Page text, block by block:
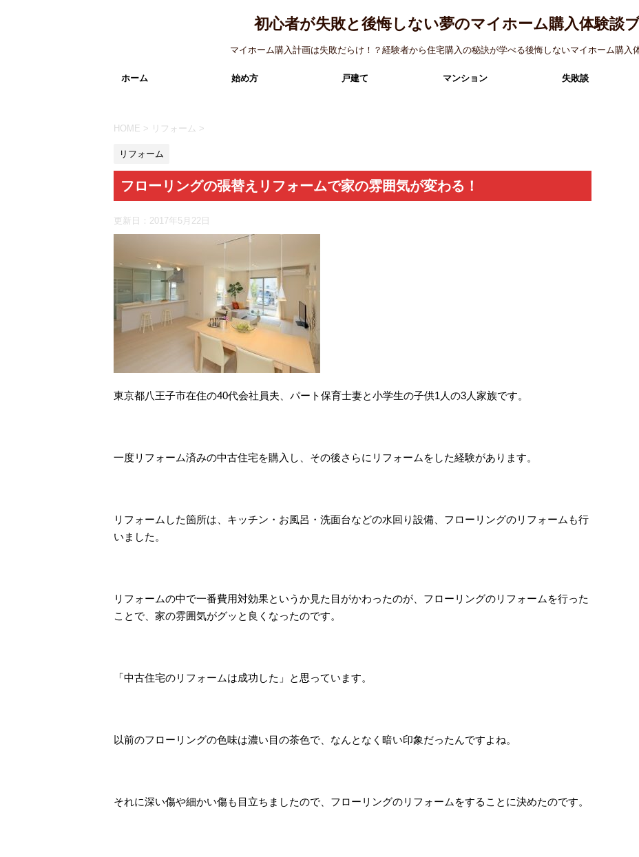
初心者が失敗と後悔しない夢のマイホーム購入体験談
マイホーム購入計画は失敗だらけ！？経験者から住宅購入の秘訣が学べる後悔しないマイホーム購入
ホーム 始め方 戸建て マンション 失敗談
HOME > リフォーム >
リフォーム
フローリングの張替えリフォームで家の雰囲気が変わる！
更新日： 2017年5月22日
東京都八王子市在住の40代会社員夫、パート保育士妻と小学生の子供1人の3人家族です。
一度リフォーム済みの中古住宅を購入し、その後さらにリフォームをした経験があります。
リフォームした箇所は、キッチン・お風呂・洗面台などの水回り設備、フローリングのリフォームも行
いました。
リフォームの中で一番費用対効果というか見た目がかわったのが、フローリングのリフォームを行った
ことで、家の雰囲気がグッと良くなったのです。
「中古住宅のリフォームは成功した」と思っています。
以前のフローリングの色味は濃い目の茶色で、なんとなく暗い印象だったんですよね。
それに深い傷や細かい傷も目立ちましたので、フローリングのリフォームをすることに決めたのです。